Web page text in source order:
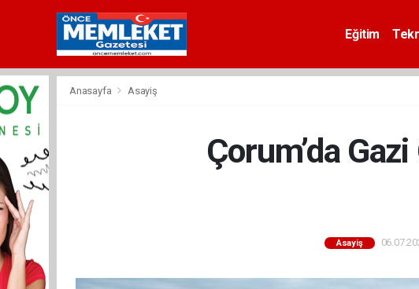
Eğitim
Anasayfa Asayiş
Çorum’da
Asayiş